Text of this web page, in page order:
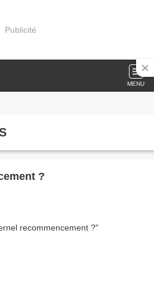
Publicité
MENU
?